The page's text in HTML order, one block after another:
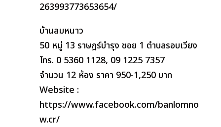
263993773653654/
บ้านลมหนาว
50 หมู่ 13 ราษฎร์บำรุง ซอย 1 ตำบลรอบเวียง
โทร. 0 5360 1128, 09 1225 7357
จำนวน 12 ห้อง ราคา 950-1,250 บาท
Website :
https://www.facebook.com/banlomno
w.cr/